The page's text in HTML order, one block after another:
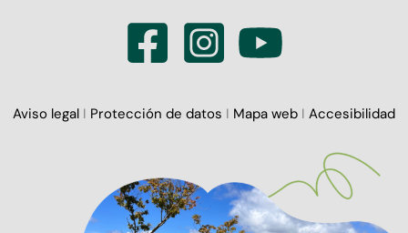
Aviso legal I Protección de datos I Mapa web I Accesibilidad